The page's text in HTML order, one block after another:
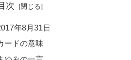
次
年8月31日
ードの意味